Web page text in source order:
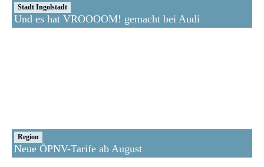
Stadt Ingolstadt
Und es hat VROOOOM! gemacht bei Audi
Region
Neue ÖPNV-Tarife ab August